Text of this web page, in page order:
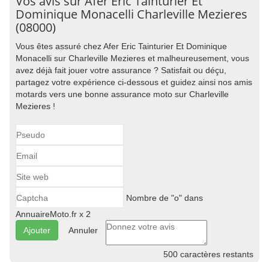
Dominique Monacelli Charleville Mezieres
(08000)
Vous êtes assuré chez Afer Eric Tainturier Et Dominique
Monacelli sur Charleville Mezieres et malheureusement, vous
avez déjà fait jouer votre assurance ? Satisfait ou déçu,
partagez votre expérience ci-dessous et guidez ainsi nos amis
motards vers une bonne assurance moto sur Charleville
Mezieres !
Nombre de "o" dans
AnnuaireMoto.fr x 2
Annuler
500 caractères restants